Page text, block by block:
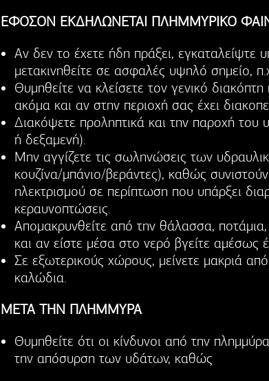
ΕΦΟΣΟΝ ΕΚΔΗΛΩΝΕΤΑΙ ΠΛΗΜΜΥΡΙΚΟ
Αν δεν το έχετε ήδη πράξει, εγκαταλείψτε
μετακινηθείτε σε ασφαλές υψηλό σημείο,
Θυμηθείτε να κλείσετε τον γενικό
ακόμα και αν στην περιοχή σας έχει
Διακόψετε προληπτικά και την παροχή του
ή δεξαμενή).
Μην αγγίζετε τις σωληνώσεις των
κουζίνα/μπάνιο/βεράντες), καθώς
ηλεκτρισμού σε περίπτωση που υπάρξει
κεραυνοπτώσεις.
Απομακρυνθείτε από την θάλασσα,
και αν είστε μέσα στο νερό βγείτε αμέσως
Σε εξωτερικούς χώρους, μείνετε μακριά
καλώδια.
ΜΕΤΑ ΤΗΝ ΠΛΗΜΜΥΡΑ
Θυμηθείτε ότι οι κίνδυνοι από την
την απόσυρση των υδάτων, καθώς